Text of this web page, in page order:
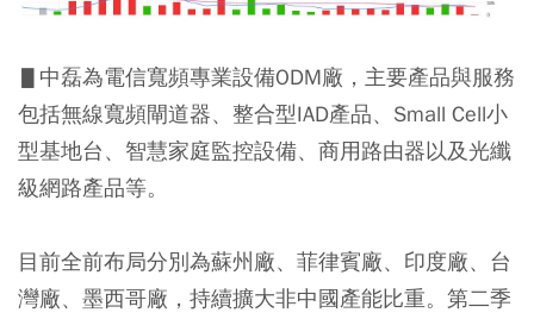
▋中磊為電信寬頻專業設備ODM廠，主要產品與服務
包括無線寬頻閘道器、整合型IAD產品、Small Cell小
型基地台、智慧家庭監控設備、商用路由器以及光纖
級網路產品等。
目前全前布局分別為蘇州廠、菲律賓廠、印度廠、台
灣廠、墨西哥廠，持續擴大非中國產能比重。第二季